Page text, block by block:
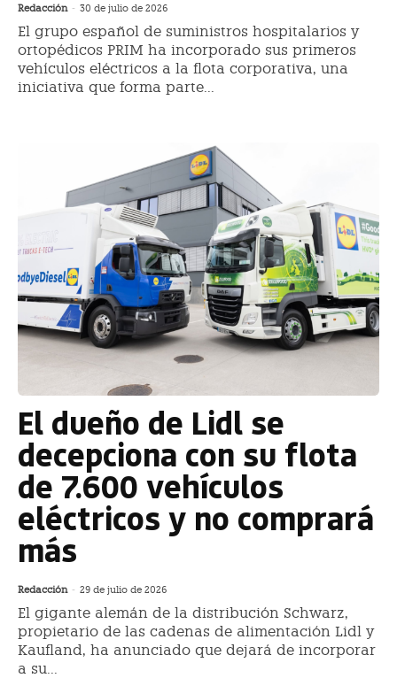
Redacción - 30 de julio de 2026
El grupo español de suministros hospitalarios y
ortopédicos PRIM ha incorporado sus primeros
vehículos eléctricos a la flota corporativa, una
iniciativa que forma parte...
El dueño de Lidl se
decepciona con su flota
de 7.600 vehículos
eléctricos y no comprará
más
Redacción - 29 de julio de 2026
El gigante alemán de la distribución Schwarz,
propietario de las cadenas de alimentación Lidl y
Kaufland, ha anunciado que dejará de incorporar
a su...